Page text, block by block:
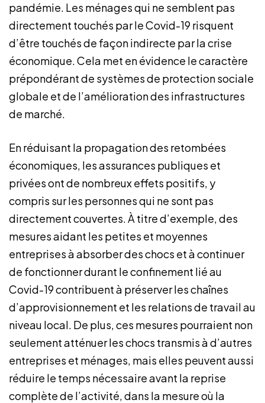
pandémie. Les ménages qui ne semblent pas
directement touchés par le Covid-19 risquent
d’être touchés de façon indirecte par la crise
économique. Cela met en évidence le caractère
prépondérant de systèmes de protection sociale
globale et de l’amélioration des infrastructures
de marché.
En réduisant la propagation des retombées
économiques, les assurances publiques et
privées ont de nombreux effets positifs, y
compris sur les personnes qui ne sont pas
directement couvertes. À titre d’exemple, des
mesures aidant les petites et moyennes
entreprises à absorber des chocs et à continuer
de fonctionner durant le confinement lié au
Covid-19 contribuent à préserver les chaînes
d’approvisionnement et les relations de travail au
niveau local. De plus, ces mesures pourraient non
seulement atténuer les chocs transmis à d’autres
entreprises et ménages, mais elles peuvent aussi
réduire le temps nécessaire avant la reprise
complète de l’activité, dans la mesure où la